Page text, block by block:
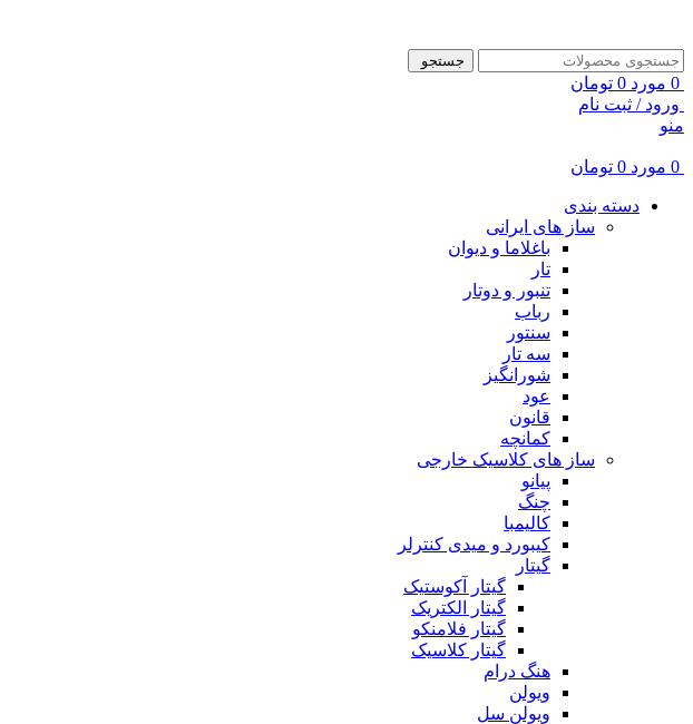
جستجو
0 مورد 0 تومان
ورود / ثبت نام
منو
0 مورد 0 تومان
دسته بندی
ساز های ایرانی
باغلاما و دیوان
تار
تنبور و دوتار
رباب
سنتور
سه تار
شورانگیز
عود
قانون
کمانچه
ساز های کلاسیک خارجی
پیانو
چنگ
کالیمبا
کیبورد و میدی کنترلر
گیتار
گیتار آکوستیک
گیتار الکتریک
گیتار فلامنکو
گیتار کلاسیک
هنگ درام
ویولن
ویولن سل